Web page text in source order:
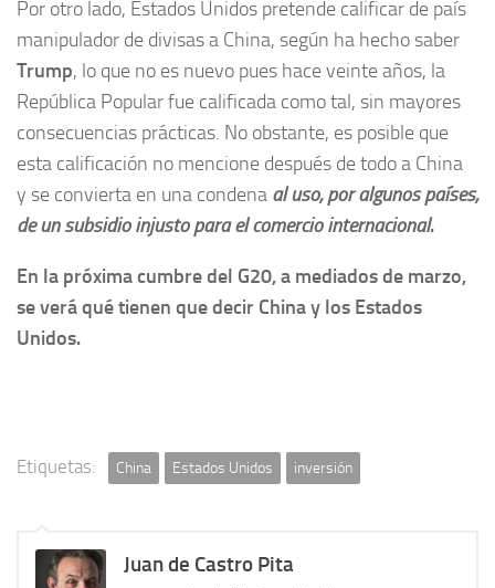
Por otro lado, Estados Unidos pretende calificar de país
manipulador de divisas a China, según ha hecho saber
Trump, lo que no es nuevo pues hace veinte años, la
República Popular fue calificada como tal, sin mayores
consecuencias prácticas. No obstante, es posible que
esta calificación no mencione después de todo a China
y se convierta en una condena al uso, por algunos países,
de un subsidio injusto para el comercio internacional.
En la próxima cumbre del G20, a mediados de marzo,
se verá qué tienen que decir China y los Estados
Unidos.
Etiquetas: China Estados Unidos inversión
Juan de Castro Pita